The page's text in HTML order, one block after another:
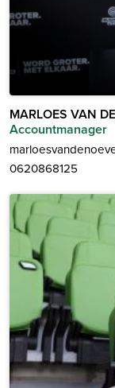
MARLOES VAN
Accountmanager
0620868125